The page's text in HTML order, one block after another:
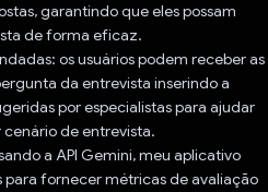
garantindo que eles possam
de forma eficaz.
os usuários podem receber as
da entrevista inserindo a
por especialistas para ajudar
de entrevista.
a API Gemini, meu aplicativo
para fornecer métricas de avaliação